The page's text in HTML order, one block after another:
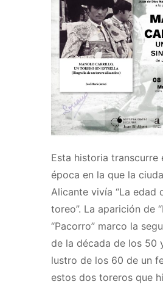
Esta historia transcurre
época en la que la
Alicante vivía “La edad
toreo”. La aparición de
“Pacorro” marco la
de la década de los 50
lustro de los 60 de un
estos dos toreros que